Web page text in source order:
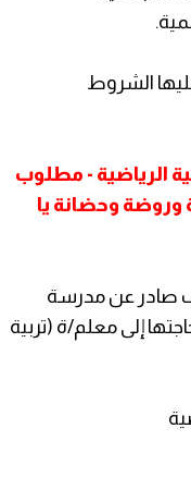
الشروط
الرياضية - مطلوب
وروضة وحضانة يا
صادر عن مدرسة
إلى معلم/ة (تربية